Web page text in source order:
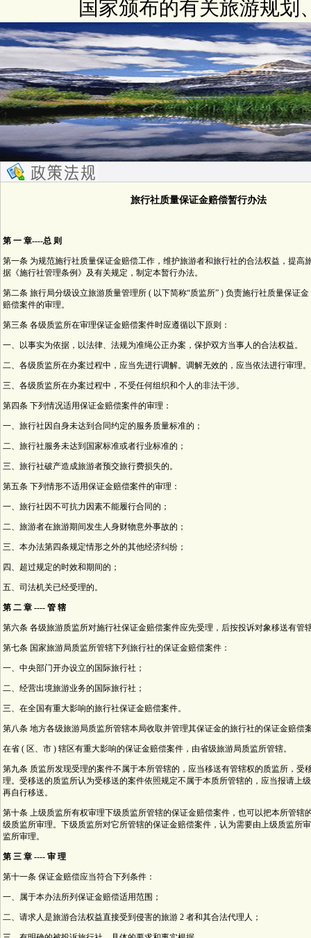
国家颁布的有关旅游规划
旅行社质量保证金赔偿暂行办法
第 一 章----总 则
第一条 为规范施行社质量保证金赔偿工作，维护旅游者和旅行社的合法权益，提高
据《施行社管理条例》及有关规定，制定本暂行办法。
第二条 旅行局分级设立旅游质量管理所 ( 以下简称“质监所” ) 负责施行社质量保证金
赔偿案件的审理。
第三条 各级质监所在审理保证金赔偿案件时应遵循以下原则：
一、以事实为依据，以法律、法规为准绳公正办案，保护双方当事人的合法权益。
二、各级质监所在办案过程中，应当先进行调解。调解无效的，应当依法进行审理。
三、各级质监所在办案过程中，不受任何组织和个人的非法干涉。
第四条 下列情况适用保证金赔偿案件的审理：
一、旅行社因自身未达到合同约定的服务质量标准的；
二、旅行社服务未达到国家标准或者行业标准的；
三、旅行社破产造成旅游者预交旅行费损失的。
第五条 下列情形不适用保证金赔偿案件的审理：
一、旅行社因不可抗力因素不能履行合同的；
二、旅游者在旅游期间发生人身财物意外事故的；
三、本办法第四条规定情形之外的其他经济纠纷；
四、超过规定的时效和期间的；
五、司法机关已经受理的。
第 二 章 ---- 管 辖
第六条 各级旅游质监所对施行社保证金赔偿案件应先受理，后按投诉对象移送有管
第七条 国家旅游局质监所管辖下列旅行社的保证金赔偿案件：
一、中央部门开办设立的国际旅行社；
二、经营出境旅游业务的国际旅行社；
三、在全国有重大影响的旅行社保证金赔偿案件。
第八条 地方各级旅游局质监所管辖本局收取并管理其保证金的旅行社的保证金赔偿
在省 ( 区、市 ) 辖区有重大影响的保证金赔偿案件，由省级旅游局质监所管辖。
第九条 质监所发现受理的案件不属于本所管辖的，应当移送有管辖权的质监所，受
理。受移送的质监所认为受移送的案件依照规定不属于本质所管辖的，应当报请上
再自行移送。
第十条 上级质监所有权审理下级质监所管辖的保证金赔偿案件，也可以把本所管辖
级质监所审理。下级质监所对它所管辖的保证金赔偿案件，认为需要由上级质监所
监所审理。
第 三 章 ---- 审 理
第十一条 保证金赔偿应当符合下列条件：
一、属于本办法所列保证金赔偿适用范围；
二、请求人是旅游合法权益直接受到侵害的旅游 2 者和其合法代理人；